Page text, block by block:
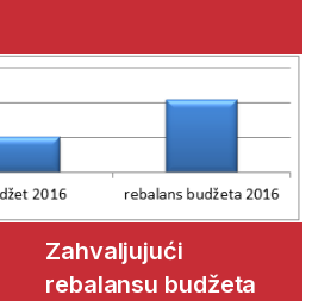
Zahvaljujući
rebalansu budžeta